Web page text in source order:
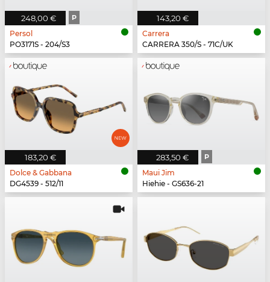
248,00 € P
Persol
PO3171S - 204/S3
143,20 €
Carrera
CARRERA 350/S - 71C/UK
183,20 €
Dolce & Gabbana
DG4539 - 512/11
283,50 € P
Maui Jim
Hiehie - GS636-21